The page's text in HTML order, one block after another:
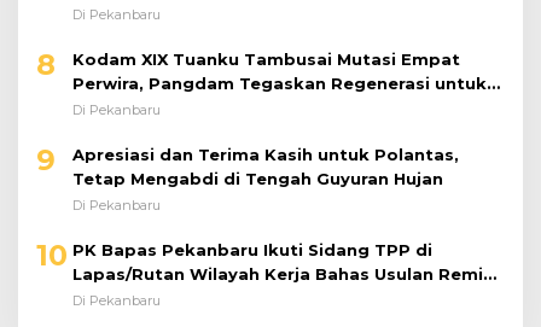
Di Pekanbaru
8
Kodam XIX Tuanku Tambusai Mutasi Empat
Perwira, Pangdam Tegaskan Regenerasi untuk
Perkuat Kinerja Satuan
Di Pekanbaru
9
Apresiasi dan Terima Kasih untuk Polantas,
Tetap Mengabdi di Tengah Guyuran Hujan
Di Pekanbaru
10 PK Bapas Pekanbaru Ikuti Sidang TPP di
Lapas/Rutan Wilayah Kerja Bahas Usulan Remisi
Umum Jelang Hari Kemerdekaan
Di Pekanbaru